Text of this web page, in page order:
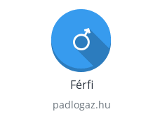
Férfi
padlogaz.hu